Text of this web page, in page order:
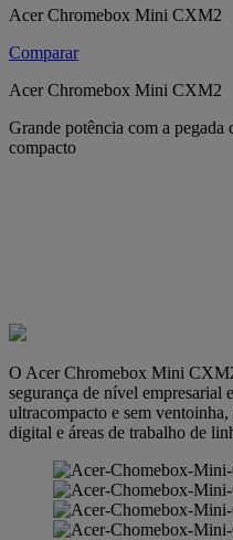
Acer Chromebox Mini CXM2
Comparar
Acer Chromebox Mini CXM2
Grande potência com a
compacto
O Acer Chromebox Mini
segurança de nível empresarial
ultracompacto e sem
digital e áreas de trabalho de